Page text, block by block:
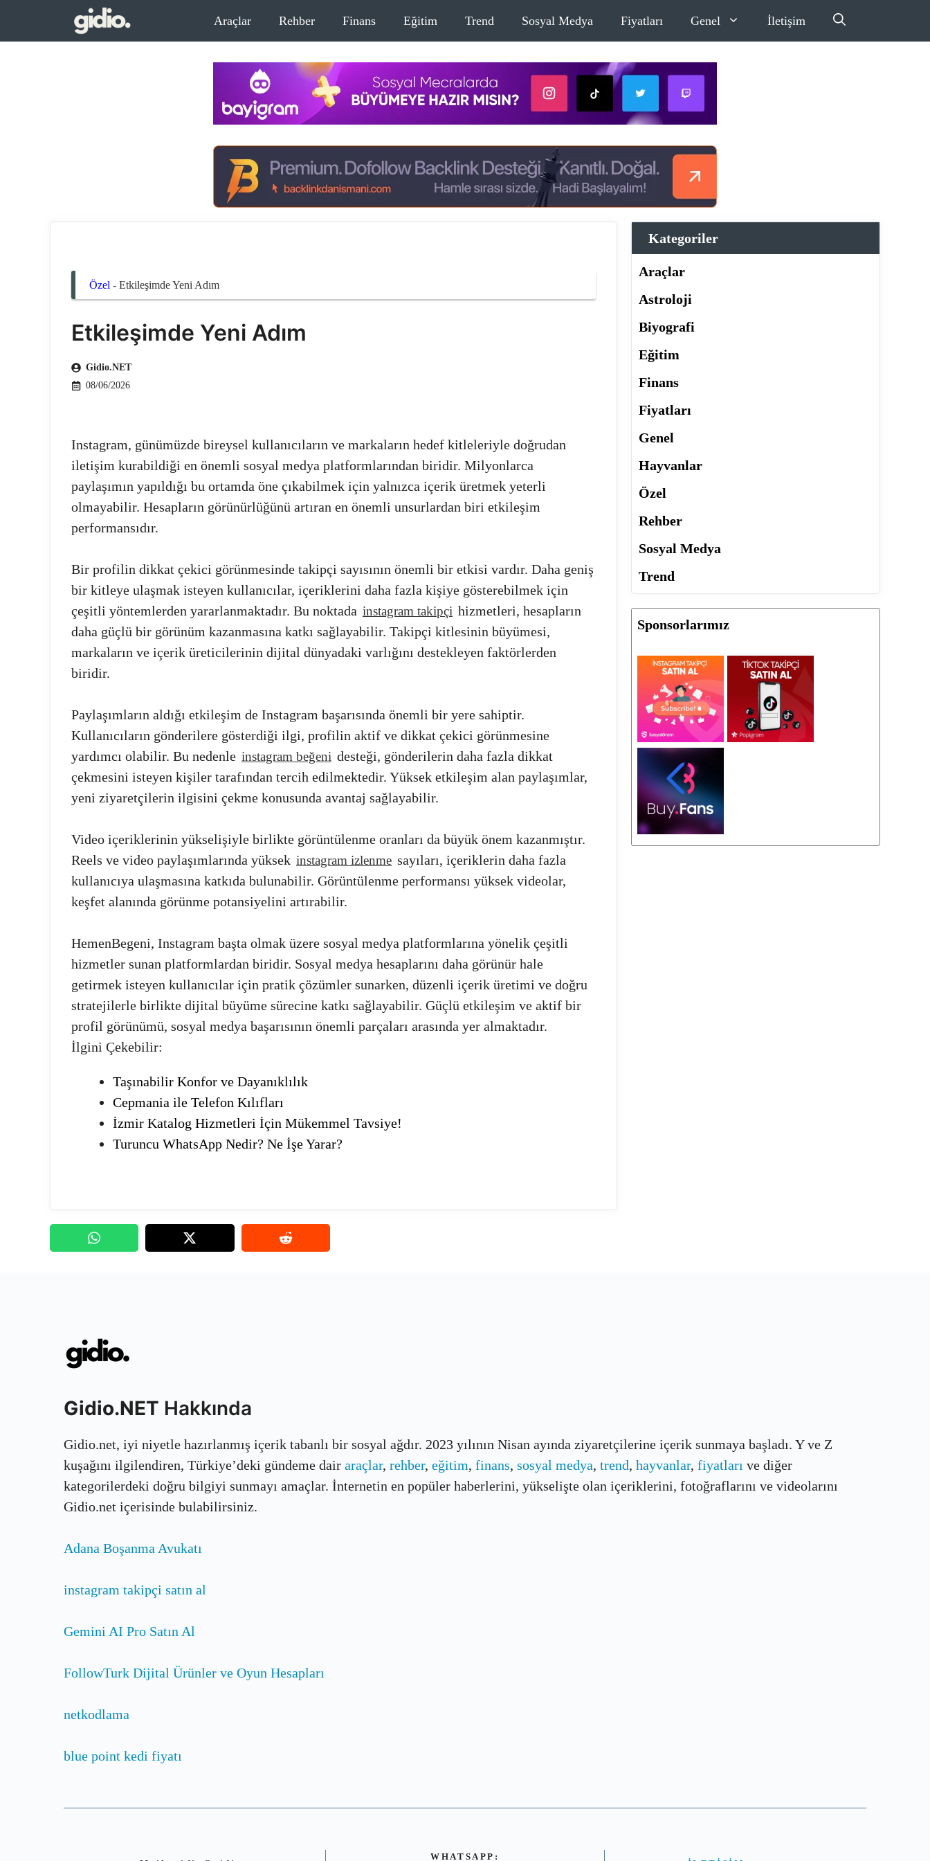
Araçlar Rehber Finans Eğitim Trend Sosyal Medya Fiyatları Genel İletişim
Özel - Etkileşimde Yeni Adım
Etkileşimde Yeni Adım
Gidio.NET
08/06/2026
Instagram, günümüzde bireysel kullanıcıların ve markaların hedef kitleleriyle doğrudan
iletişim kurabildiği en önemli sosyal medya platformlarından biridir. Milyonlarca
paylaşımın yapıldığı bu ortamda öne çıkabilmek için yalnızca içerik üretmek yeterli
olmayabilir. Hesapların görünürlüğünü artıran en önemli unsurlardan biri etkileşim
performansıdır.
Bir profilin dikkat çekici görünmesinde takipçi sayısının önemli bir etkisi vardır. Daha geniş
bir kitleye ulaşmak isteyen kullanıcılar, içeriklerini daha fazla kişiye gösterebilmek için
çeşitli yöntemlerden yararlanmaktadır. Bu noktada instagram takipçi hizmetleri, hesapların
daha güçlü bir görünüm kazanmasına katkı sağlayabilir. Takipçi kitlesinin büyümesi,
markaların ve içerik üreticilerinin dijital dünyadaki varlığını destekleyen faktörlerden
biridir.
Paylaşımların aldığı etkileşim de Instagram başarısında önemli bir yere sahiptir.
Kullanıcıların gönderilere gösterdiği ilgi, profilin aktif ve dikkat çekici görünmesine
yardımcı olabilir. Bu nedenle instagram beğeni desteği, gönderilerin daha fazla dikkat
çekmesini isteyen kişiler tarafından tercih edilmektedir. Yüksek etkileşim alan paylaşımlar,
yeni ziyaretçilerin ilgisini çekme konusunda avantaj sağlayabilir.
Video içeriklerinin yükselişiyle birlikte görüntülenme oranları da büyük önem kazanmıştır.
Reels ve video paylaşımlarında yüksek instagram izlenme sayıları, içeriklerin daha fazla
kullanıcıya ulaşmasına katkıda bulunabilir. Görüntülenme performansı yüksek videolar,
keşfet alanında görünme potansiyelini artırabilir.
HemenBegeni, Instagram başta olmak üzere sosyal medya platformlarına yönelik çeşitli
hizmetler sunan platformlardan biridir. Sosyal medya hesaplarını daha görünür hale
getirmek isteyen kullanıcılar için pratik çözümler sunarken, düzenli içerik üretimi ve doğru
stratejilerle birlikte dijital büyüme sürecine katkı sağlayabilir. Güçlü etkileşim ve aktif bir
profil görünümü, sosyal medya başarısının önemli parçaları arasında yer almaktadır.
İlgini Çekebilir:
Taşınabilir Konfor ve Dayanıklılık
Cepmania ile Telefon Kılıfları
İzmir Katalog Hizmetleri İçin Mükemmel Tavsiye!
Turuncu WhatsApp Nedir? Ne İşe Yarar?
Kategoriler
Araçlar
Astroloji
Biyografi
Eğitim
Finans
Fiyatları
Genel
Hayvanlar
Özel
Rehber
Sosyal Medya
Trend
Sponsorlarımız
Gidio.NET Hakkında
Gidio.net, iyi niyetle hazırlanmış içerik tabanlı bir sosyal ağdır. 2023 yılının Nisan ayında ziyaretçilerine içerik sunmaya başladı. Y ve Z
kuşağını ilgilendiren, Türkiye’deki gündeme dair araçlar, rehber, eğitim, finans, sosyal medya, trend, hayvanlar, fiyatları ve diğer
kategorilerdeki doğru bilgiyi sunmayı amaçlar. İnternetin en popüler haberlerini, yükselişte olan içeriklerini, fotoğraflarını ve videolarını
Gidio.net içerisinde bulabilirsiniz.
Adana Boşanma Avukatı
instagram takipçi satın al
Gemini AI Pro Satın Al
FollowTurk Dijital Ürünler ve Oyun Hesapları
netkodlama
blue point kedi fiyatı
WHATSAPP: